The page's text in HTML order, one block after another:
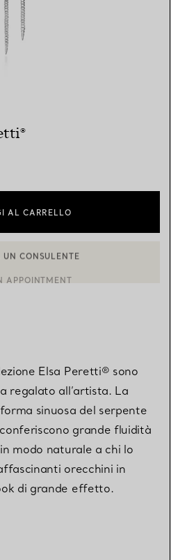
AL CARRELLO
Elsa Peretti® sono
regalato all’artista. La
sinuosa del serpente
grande fluidità
modo naturale a chi lo
orecchini in
di grande effetto.